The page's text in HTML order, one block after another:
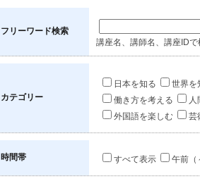
フリーワード検索
講座名、講師名、講座IDで
カテゴリー
日本を知る
世界を
働き方を考える
人
外国語を楽しむ
芸
時間帯 すべて表示 午前（